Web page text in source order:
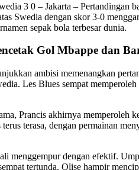
3 0 – Jakarta – Pertandingan
Swedia dengan skor 3-0
sepak bola terbesar dunia.
Gol Mbappe dan
ambisi memenangkan
Les Blues sempat
Prancis akhirnya memperoleh
terasa, dengan permainan
menggempur dengan efektif.
tertunda. Olise hampir